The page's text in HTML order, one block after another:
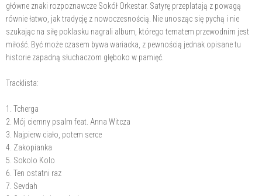
główne znaki rozpoznawcze Sokół Orkestar. Satyrę przeplatają z powagą
równie łatwo, jak tradycję z nowoczesnością. Nie unosząc się pychą i nie
szukając na siłę poklasku nagrali album, którego tematem przewodnim jest
miłość. Być może czasem bywa wariacka, z pewnością jednak opisane tu
historie zapadną słuchaczom głęboko w pamięć.
Tracklista:
1. Tcherga
2. Mój ciemny psalm feat. Anna Witcza
3. Najpierw ciało, potem serce
4. Zakopianka
5. Sokolo Kolo
6. Ten ostatni raz
7. Sevdah